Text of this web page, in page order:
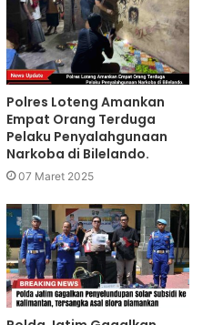
Polres Loteng Amankan
Empat Orang Terduga
Pelaku Penyalahgunaan
Narkoba di Bilelando.
07 Maret 2025